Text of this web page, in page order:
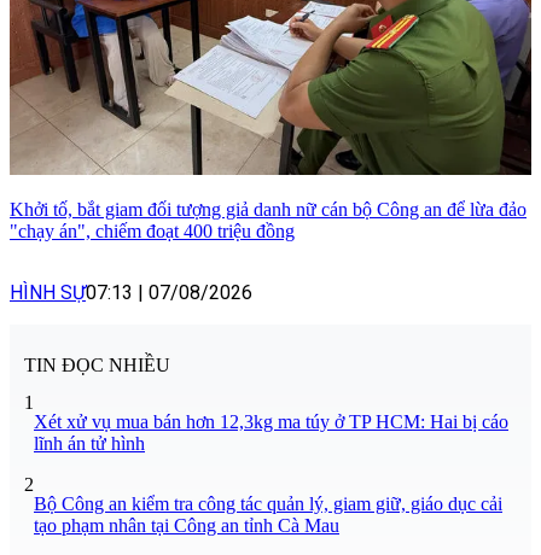
Khởi tố, bắt giam đối tượng giả danh nữ cán bộ Công an để lừa đảo
"chạy án", chiếm đoạt 400 triệu đồng
HÌNH SỰ07:13 | 07/08/2026
TIN ĐỌC NHIỀU
1
Xét xử vụ mua bán hơn 12,3kg ma túy ở TP HCM: Hai bị cáo
lĩnh án tử hình
2
Bộ Công an kiểm tra công tác quản lý, giam giữ, giáo dục cải
tạo phạm nhân tại Công an tỉnh Cà Mau